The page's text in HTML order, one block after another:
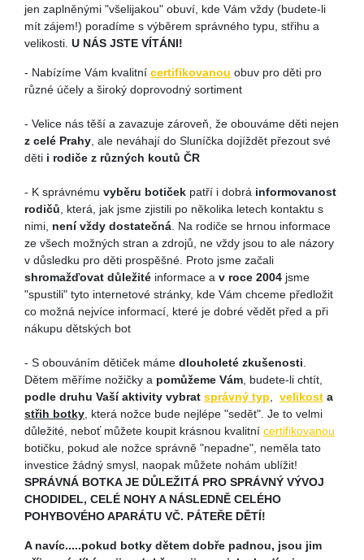
jen zaplněnými "všelijakou" obuví, kde Vám vždy (budete-li
mít zájem!) poradíme s výběrem správného typu, střihu a
velikosti. U NÁS JSTE VÍTÁNI!
- Nabízíme Vám kvalitní certifikovanou obuv pro děti pro
různé účely a široký doprovodný sortiment
- Velice nás těší a zavazuje zároveň, že obouváme děti nejen
z celé Prahy , ale neváhají do Sluníčka dojíždět přezout své
děti i rodiče z různých koutů ČR
- K správnému vyběru botiček patří i dobrá informovanost
rodičů , která, jak jsme zjistili po několika letech kontaktu s
nimi, není vždy dostatečná . Na rodiče se hrnou informace
ze všech možných stran a zdrojů, ne vždy jsou to ale názory
v důsledku pro děti prospěšné. Proto jsme začali
shromažďovat důležité informace a v roce 2004 jsme
"spustili" tyto internetové stránky, kde Vám chceme předložit
co možná nejvíce informací, které je dobré vědět před a při
nákupu dětských bot
- S obouváním dětiček máme dlouholeté zkušenosti
Dětem měříme nožičky a pomůžeme Vám , budete-li chtít,
podle druhu Vaší aktivity vybrat správný typ velikost a
střih botky , která nožce bude nejlépe "sedět". Je to velmi
důležité, neboť můžete koupit krásnou kvalitní certifikovanou
botičku, pokud ale nožce správně "nepadne", neměla tato
investice žádný smysl, naopak můžete nohám ublížit!
SPRÁVNÁ BOTKA JE DŮLEŽITÁ PRO SPRÁVNÝ VÝVOJ
CHODIDEL, CELÉ NOHY A NÁSLEDNĚ CELÉHO
POHYBOVÉHO APARÁTU VČ. PÁTEŘE DĚTÍ!
A navíc.....pokud botky dětem dobře padnou, jsou jim